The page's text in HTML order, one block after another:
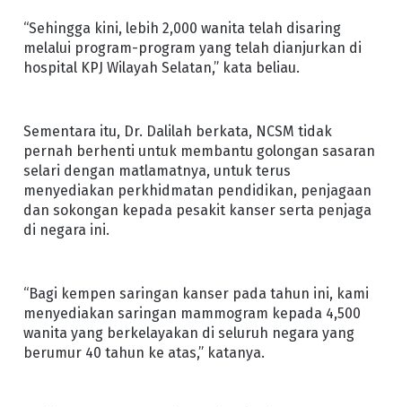
“Sehingga kini, lebih 2,000 wanita telah disaring
melalui program-program yang telah dianjurkan di
hospital KPJ Wilayah Selatan,” kata beliau.
Sementara itu, Dr. Dalilah berkata, NCSM tidak
pernah berhenti untuk membantu golongan sasaran
selari dengan matlamatnya, untuk terus
menyediakan perkhidmatan pendidikan, penjagaan
dan sokongan kepada pesakit kanser serta penjaga
di negara ini.
“Bagi kempen saringan kanser pada tahun ini, kami
menyediakan saringan mammogram kepada 4,500
wanita yang berkelayakan di seluruh negara yang
berumur 40 tahun ke atas,” katanya.